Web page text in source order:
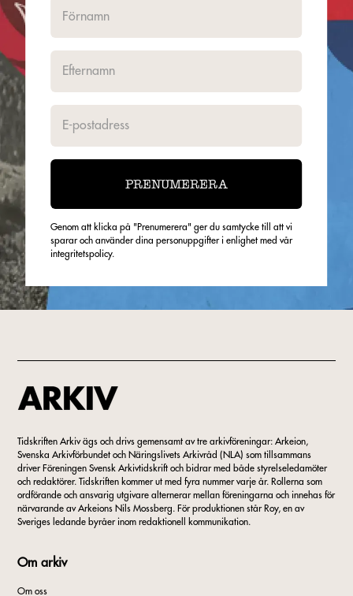
PRENUMERERA
Genom att klicka på "Prenumerera" ger du samtycke till att vi
sparar och använder dina personuppgifter i enlighet med vår
integritetspolicy.
Tidskriften Arkiv ägs och drivs gemensamt av tre arkivföreningar: Arkeion,
Svenska Arkivförbundet och Näringslivets Arkivråd (NLA) som tillsammans
driver Föreningen Svensk Arkivtidskrift och bidrar med både styrelseledamöter
och redaktörer. Tidskriften kommer ut med fyra nummer varje år. Rollerna som
ordförande och ansvarig utgivare alternerar mellan föreningarna och innehas för
närvarande av Arkeions Nils Mossberg. För produktionen står Roy, en av
Sveriges ledande byråer inom redaktionell kommunikation.
Om arkiv
Om oss